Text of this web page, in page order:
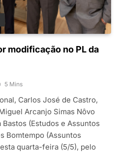
modificação no PL da
5 Mins
Carlos José de Castro,
Arcanjo Simas Nôvo
(Estudos e Assuntos
Bomtempo (Assuntos
quarta-feira (5/5), pelo